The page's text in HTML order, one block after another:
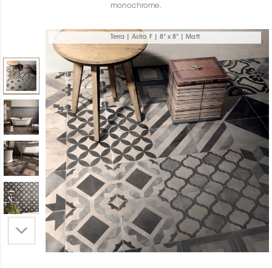
monochrome.
Terra | Astro F | 8" x 8" | Matt